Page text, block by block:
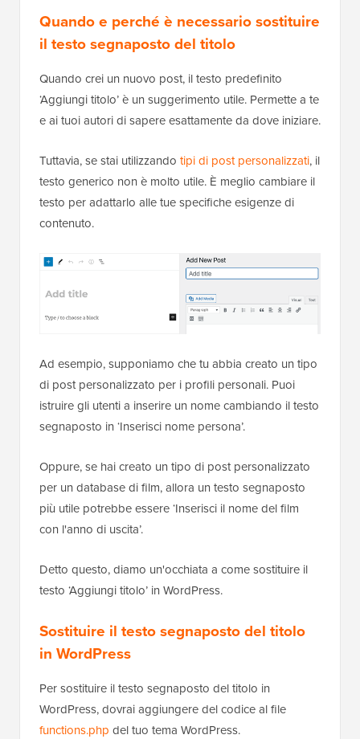
Quando e perché è necessario sostituire
il testo segnaposto del titolo
Quando crei un nuovo post, il testo predefinito
‘Aggiungi titolo’ è un suggerimento utile. Permette a te
e ai tuoi autori di sapere esattamente da dove iniziare.
Tuttavia, se stai utilizzando tipi di post personalizzati, il
testo generico non è molto utile. È meglio cambiare il
testo per adattarlo alle tue specifiche esigenze di
contenuto.
Ad esempio, supponiamo che tu abbia creato un tipo
di post personalizzato per i profili personali. Puoi
istruire gli utenti a inserire un nome cambiando il testo
segnaposto in ‘Inserisci nome persona’.
Oppure, se hai creato un tipo di post personalizzato
per un database di film, allora un testo segnaposto
più utile potrebbe essere ‘Inserisci il nome del film
con l'anno di uscita’.
Detto questo, diamo un'occhiata a come sostituire il
testo ‘Aggiungi titolo’ in WordPress.
Sostituire il testo segnaposto del titolo
in WordPress
Per sostituire il testo segnaposto del titolo in
WordPress, dovrai aggiungere del codice al file
functions.php del tuo tema WordPress.